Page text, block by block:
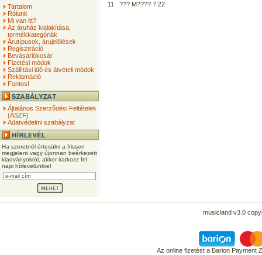
Tartalom
Rólunk
Mi van itt?
Az áruház kialakítása,
termékkategóriák
Árutípusok, árujelölések
Regisztráció
Bevásárlókosár
Fizetési módok
Szállítási idő és átvételi módok
Reklamáció
Fontos!
Általános Szerződési Feltételek
(ÁSZF)
Adatvédelmi szabályzat
Ha szeretnél értesülni a frissen
megjelent vagy újonnan beérkezett
kiadványokról, akkor iratkozz fel
napi hírlevelünkre!
11
??? M???? 7:22
musicland v3.0
Az online fizetést a Barion Payment